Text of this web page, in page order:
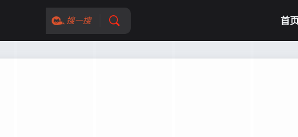
搜一搜 首